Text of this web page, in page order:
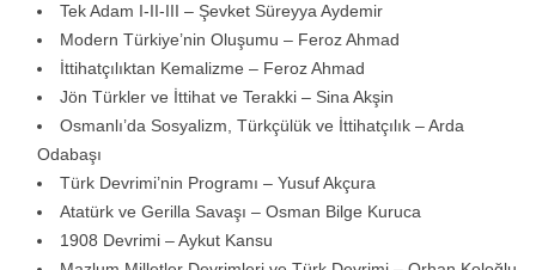
Tek Adam I-II-III – Şevket Süreyya Aydemir
Modern Türkiye’nin Oluşumu – Feroz Ahmad
İttihatçılıktan Kemalizme – Feroz Ahmad
Jön Türkler ve İttihat ve Terakki – Sina Akşin
Osmanlı’da Sosyalizm, Türkçülük ve İttihatçılık – Arda
Odabaşı
Türk Devrimi’nin Programı – Yusuf Akçura
Atatürk ve Gerilla Savaşı – Osman Bilge Kuruca
1908 Devrimi – Aykut Kansu